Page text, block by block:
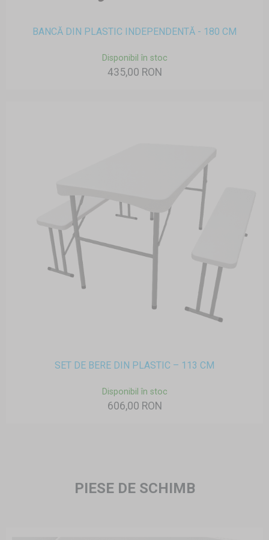
BANCĂ DIN PLASTIC INDEPENDENTĂ - 180 CM
Disponibil în stoc
435,00 RON
SET DE BERE DIN PLASTIC – 113 CM
Disponibil în stoc
606,00 RON
PIESE DE SCHIMB